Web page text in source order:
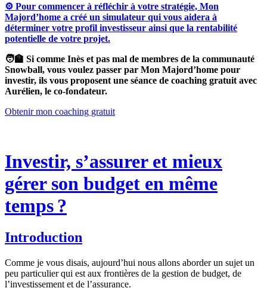
⚙️ Pour commencer à réfléchir à votre stratégie, Mon
Majord’home a créé un simulateur qui vous aidera à
déterminer votre profil investisseur ainsi que la rentabilité
potentielle de votre projet.
🧑‍🏫 Si comme Inès et pas mal de membres de la communauté
Snowball, vous voulez passer par Mon Majord’home pour
investir, ils vous proposent une séance de coaching gratuit avec
Aurélien, le co-fondateur.
Obtenir mon coaching gratuit
Investir, s’assurer et mieux
gérer son budget en même
temps ?
Introduction
Comme je vous disais, aujourd’hui nous allons aborder un sujet un
peu particulier qui est aux frontières de la gestion de budget, de
l’investissement et de l’assurance.